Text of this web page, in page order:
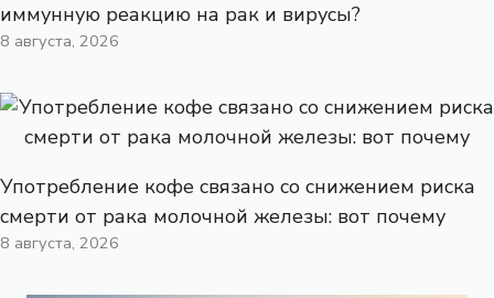
иммунную реакцию на рак и вирусы?
8 августа, 2026
Употребление кофе связано со снижением риска
смерти от рака молочной железы: вот почему
8 августа, 2026